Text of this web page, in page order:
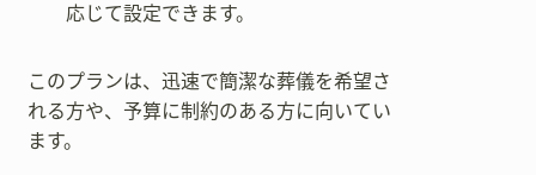
応じて設定できます。
このプランは、迅速で簡潔な葬儀を希望さ
れる方や、予算に制約のある方に向いてい
ます。